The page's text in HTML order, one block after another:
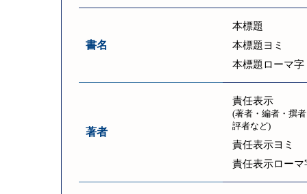
書名
本標題
本標題ヨミ
本標題ローマ字
著者
責任表示
(著者・編者・撰
評者など)
責任表示ヨミ
責任表示ローマ